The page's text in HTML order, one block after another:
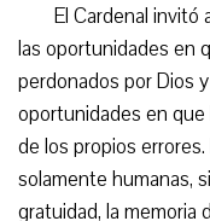
El Cardenal invitó
las oportunidades en
perdonados por Dios
oportunidades en
de los propios
solamente humanas,
gratuidad, la memoria